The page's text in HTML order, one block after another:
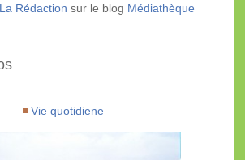
La Rédaction sur le blog Médiathèque
Vie quotidiene